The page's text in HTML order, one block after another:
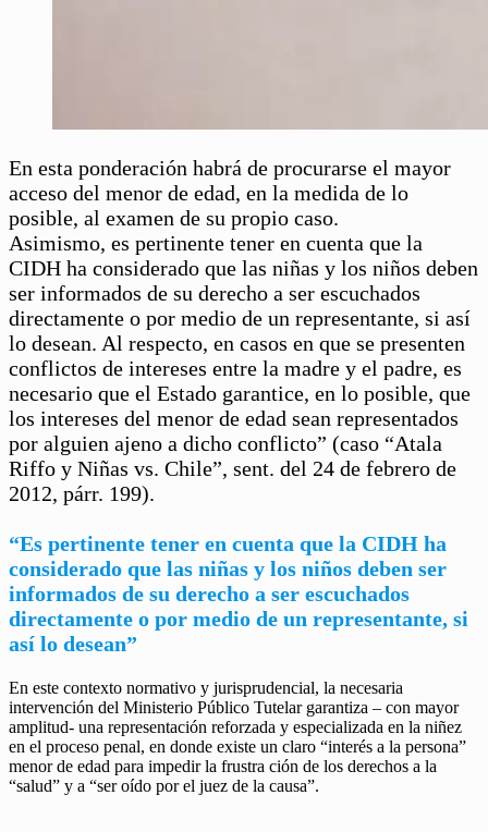
En esta ponderación habrá de procurarse el mayor
acceso del menor de edad, en la medida de lo
posible, al examen de su propio caso.
Asimismo, es pertinente tener en cuenta que la
CIDH ha considerado que las niñas y los niños deben
ser informados de su derecho a ser escuchados
directamente o por medio de un representante, si así
lo desean. Al respecto, en casos en que se presenten
conflictos de intereses entre la madre y el padre, es
necesario que el Estado garantice, en lo posible, que
los intereses del menor de edad sean representados
por alguien ajeno a dicho conflicto” (caso “Atala
Riffo y Niñas vs. Chile”, sent. del 24 de febrero de
2012, párr. 199).
“Es pertinente tener en cuenta que la CIDH ha
considerado que las niñas y los niños deben ser
informados de su derecho a ser escuchados
directamente o por medio de un representante, si
así lo desean”
En este contexto normativo y jurisprudencial, la necesaria
intervención del Ministerio Público Tutelar garantiza – con mayor
amplitud- una representación reforzada y especializada en la niñez
en el proceso penal, en donde existe un claro “interés a la persona”
menor de edad para impedir la frustra ción de los derechos a la
“salud” y a “ser oído por el juez de la causa”.